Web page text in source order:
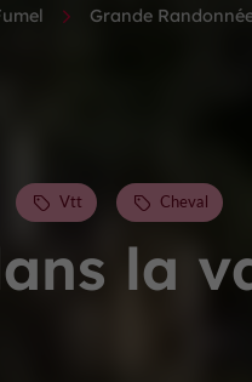
Grande
la
Vtt Cheval